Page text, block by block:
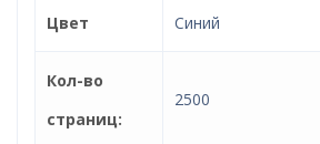
Цвет Синий
Кол-во
страниц:
2500